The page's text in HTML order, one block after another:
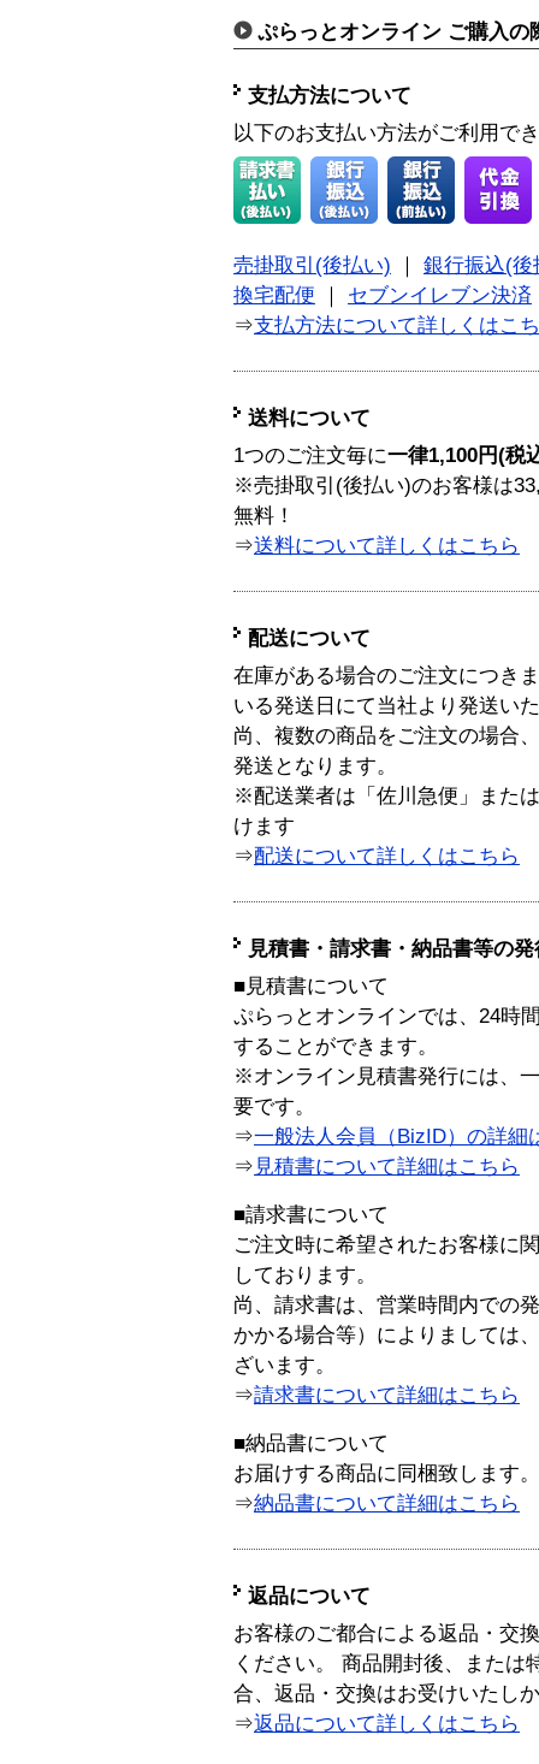
ぷらっとオンライン ご購入の
支払方法について
以下のお支払い方法がご利用で
売掛取引(後払い)
銀行振込(後
換宅配便
セブンイレブン決済
⇒支払方法について詳しくはこ
送料について
1つのご注文毎に一律1,100円(税
※売掛取引(後払い)のお客様は
無料！
⇒送料について詳しくはこちら
配送について
在庫がある場合のご注文につき
いる発送日にて当社より発送い
尚、複数の商品をご注文の場合
発送となります。
※配送業者は「佐川急便」また
けます
⇒配送について詳しくはこちら
見積書・請求書・納品書等の
■見積書について
ぷらっとオンラインでは、24時
することができます。
※オンライン見積書発行には、
要です。
⇒一般法人会員（BizID）の詳細
⇒ 見積書について詳細はこちら
■請求書について
ご注文時に希望されたお客様に
しております。
尚、請求書は、営業時間内での
かかる場合等）によりましては
ざいます。
⇒請求書について詳細はこちら
■納品書について
お届けする商品に同梱致します。
⇒納品書について詳細はこちら
返品について
お客様のご都合による返品・交
ください。 商品開封後、または
合、返品・交換はお受けいたし
⇒返品について詳しくはこちら